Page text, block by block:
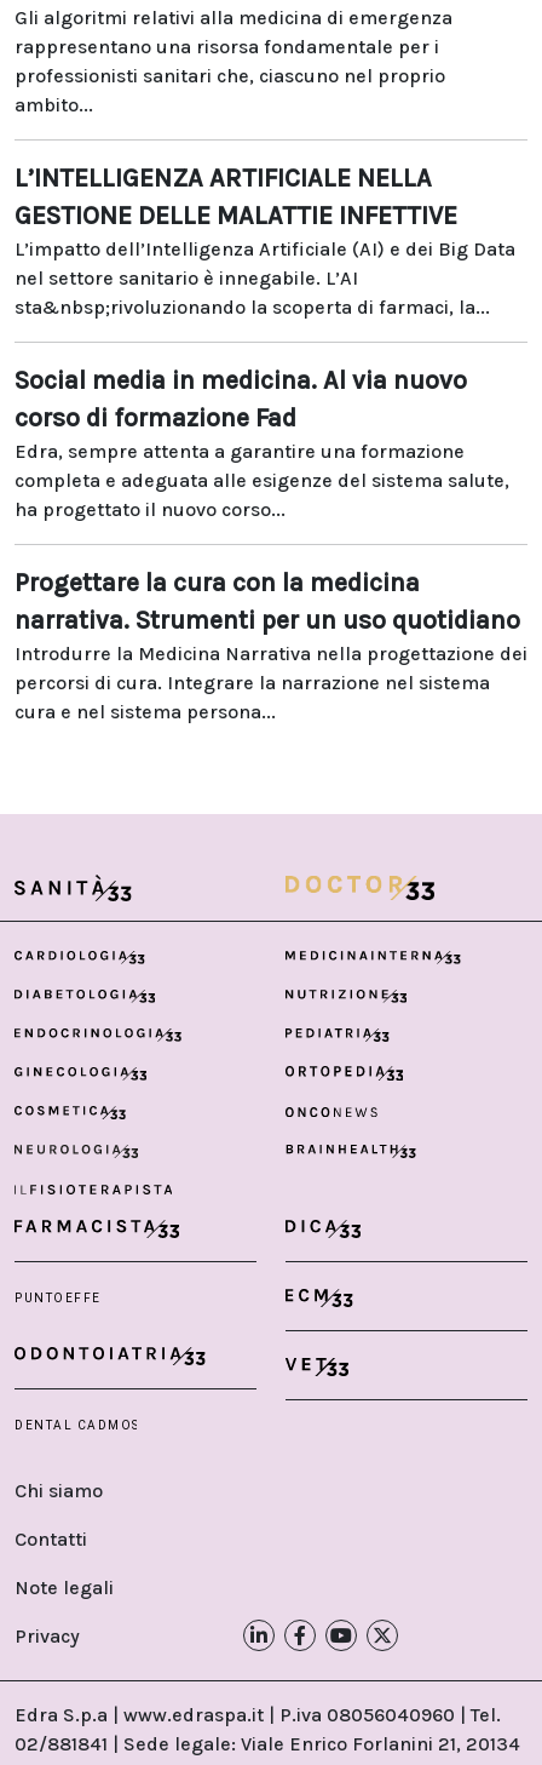
Gli algoritmi relativi alla medicina di emergenza
rappresentano una risorsa fondamentale per i
professionisti sanitari che, ciascuno nel proprio
ambito...
L’INTELLIGENZA ARTIFICIALE NELLA
GESTIONE DELLE MALATTIE INFETTIVE
L’impatto dell’Intelligenza Artificiale (AI) e dei Big Data
nel settore sanitario è innegabile. L’AI
sta&nbsp;rivoluzionando la scoperta di farmaci, la...
Social media in medicina. Al via nuovo
corso di formazione Fad
Edra, sempre attenta a garantire una formazione
completa e adeguata alle esigenze del sistema salute,
ha progettato il nuovo corso...
Progettare la cura con la medicina
narrativa. Strumenti per un uso quotidiano
Introdurre la Medicina Narrativa nella progettazione dei
percorsi di cura. Integrare la narrazione nel sistema
cura e nel sistema persona...
Chi siamo
Contatti
Note legali
Privacy
Edra S.p.a | www.edraspa.it | P.iva 08056040960 | Tel.
02/881841 | Sede legale: Viale Enrico Forlanini 21, 20134